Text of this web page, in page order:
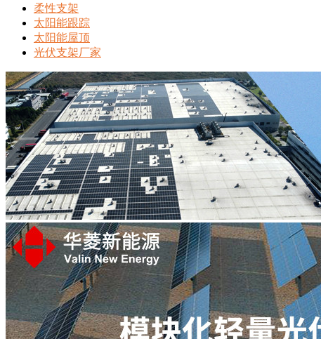
柔性支架
太阳能跟踪
太阳能屋顶
光伏支架厂家